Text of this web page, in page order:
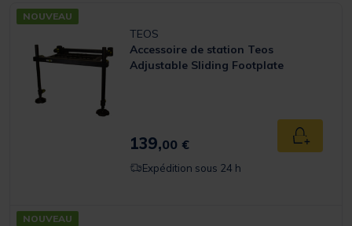
NOUVEAU
TEOS
Accessoire de station Teos
Adjustable Sliding Footplate
139,00 € Ajouter
Expédition sous 24 h
NOUVEAU